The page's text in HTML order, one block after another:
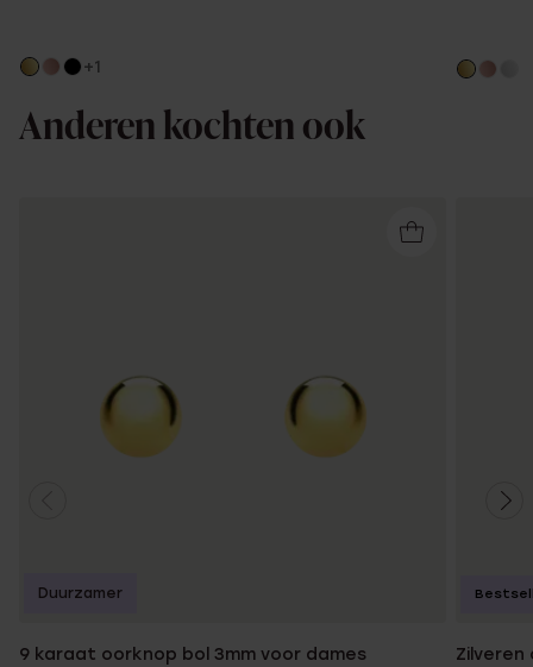
+1
Anderen kochten ook
9 karaat oorknop bol 3mm voor dames
Duurzamer
Zilveren